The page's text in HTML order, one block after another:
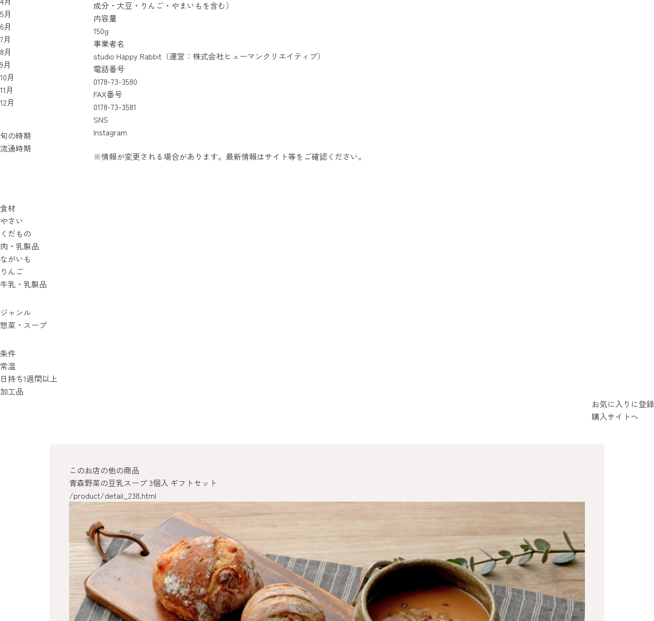
5月
6月
7月
8月
9月
10月
11月
12月
旬の時期
流通時期
成分・大豆・りんご・やまいもを含む）
内容量
150g
事業者名
studio Happy Rabbit（運営：株式会社ヒューマンクリエイティブ）
電話番号
0178-73-3580
FAX番号
0178-73-3581
SNS
Instagram
※情報が変更される場合があります。最新情報はサイト等をご確認ください。
食材
やさい
くだもの
肉・乳製品
ながいも
りんご
牛乳・乳製品
ジャンル
惣菜・スープ
条件
常温
日持ち1週間以上
加工品
お気に入りに登録
購入サイトへ
このお店の他の商品
青森野菜の豆乳スープ 3個入 ギフトセット
/product/detail_238.html
/product/detail_236.html
/product/detail_235.html